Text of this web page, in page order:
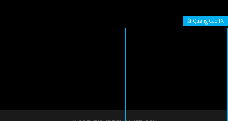
Tắt Quảng Cáo [X]